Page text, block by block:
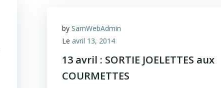
by SamWebAdmin
Le avril 13, 2014
13 avril : SORTIE JOELETTES aux
COURMETTES